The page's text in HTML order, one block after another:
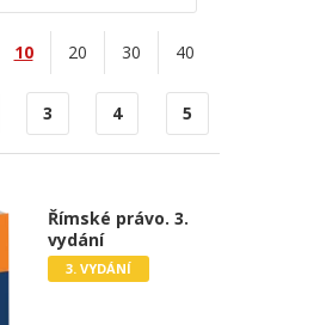
10 20 30 40
3 4 5
Římské právo. 3.
vydání
3. VYDÁNÍ